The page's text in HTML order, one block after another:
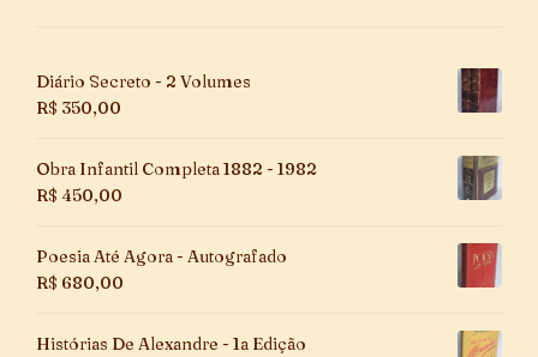
Diário Secreto - 2 Volumes
R$ 350,00
Obra Infantil Completa 1882 - 1982
R$ 450,00
Poesia Até Agora - Autografado
R$ 680,00
Histórias De Alexandre - 1a Edição